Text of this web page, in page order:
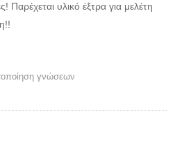
Παρέχεται υλικό έξτρα για μελέτη
γνώσεων